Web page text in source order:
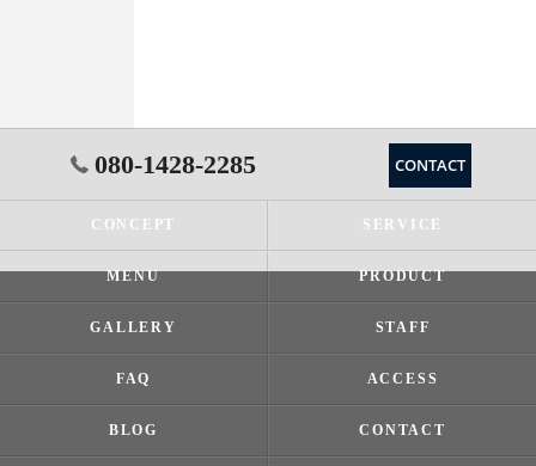
080-1428-2285 CONTACT
CONCEPT SERVICE
MENU PRODUCT
GALLERY STAFF
FAQ ACCESS
BLOG CONTACT